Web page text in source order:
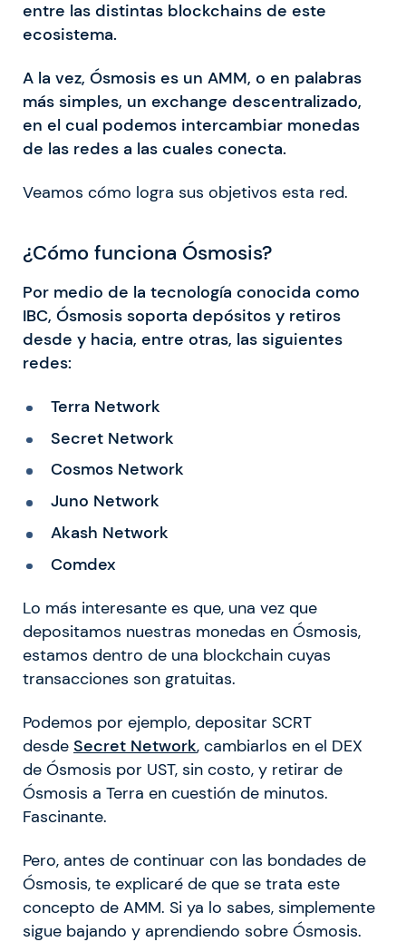
entre las distintas blockchains de este
ecosistema.
A la vez, Ósmosis es un AMM, o en palabras
más simples, un exchange descentralizado,
en el cual podemos intercambiar monedas
de las redes a las cuales conecta.
Veamos cómo logra sus objetivos esta red.
¿Cómo funciona Ósmosis?
Por medio de la tecnología conocida como
IBC, Ósmosis soporta depósitos y retiros
desde y hacia, entre otras, las siguientes
redes:
Terra Network
Secret Network
Cosmos Network
Juno Network
Akash Network
Comdex
Lo más interesante es que, una vez que
depositamos nuestras monedas en Ósmosis,
estamos dentro de una blockchain cuyas
transacciones son gratuitas.
Podemos por ejemplo, depositar SCRT
desde Secret Network, cambiarlos en el DEX
de Ósmosis por UST, sin costo, y retirar de
Ósmosis a Terra en cuestión de minutos.
Fascinante.
Pero, antes de continuar con las bondades de
Ósmosis, te explicaré de que se trata este
concepto de AMM. Si ya lo sabes, simplemente
sigue bajando y aprendiendo sobre Ósmosis.